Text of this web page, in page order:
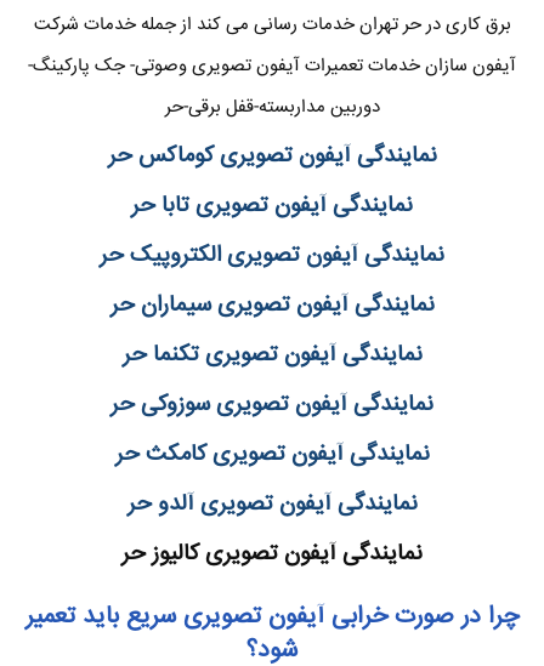
برق کاری در حر تهران خدمات رسانی می کند از جمله خدمات شرکت
آیفون سازان خدمات تعمیرات آیفون تصویری وصوتی- جک پارکینگ-
دوربین مداربسته-قفل برقی-حر
نمایندگی آیفون تصویری کوماکس حر
نمایندگی آیفون تصویری تابا حر
نمایندگی آیفون تصویری الکتروپیک حر
نمایندگی آیفون تصویری سیماران حر
نمایندگی آیفون تصویری تکنما حر
نمایندگی آیفون تصویری سوزوکی حر
نمایندگی آیفون تصویری کامکث حر
نمایندگی آیفون تصویری آلدو حر
نمایندگی آیفون تصویری کالیوز حر
چرا در صورت خرابی آیفون تصویری سریع باید تعمیر
شود؟